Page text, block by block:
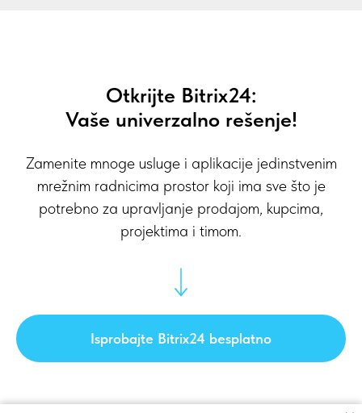
Otkrijte Bitrix24:
Vaše univerzalno rešenje!
Zamenite mnoge usluge i aplikacije jedinstvenim
mrežnim radnicima prostor koji ima sve što je
potrebno za upravljanje prodajom, kupcima,
projektima i timom.
Isprobajte Bitrix24 besplatno